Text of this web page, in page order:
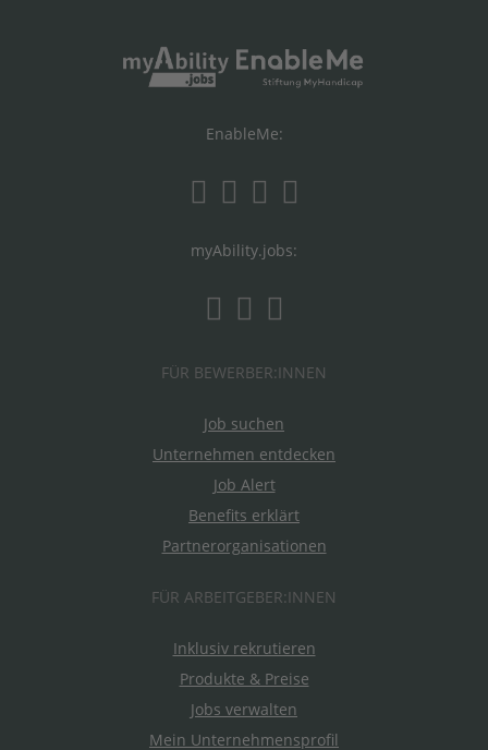
EnableMe:
myAbility.jobs:
FÜR BEWERBER:INNEN
Job suchen
Unternehmen entdecken
Job Alert
Benefits erklärt
Partnerorganisationen
FÜR ARBEITGEBER:INNEN
Inklusiv rekrutieren
Produkte & Preise
Jobs verwalten
Mein Unternehmensprofil